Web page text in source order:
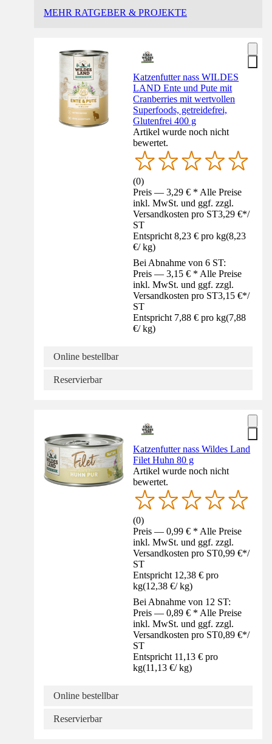
MEHR RATGEBER & PROJEKTE
Katzenfutter nass WILDES
LAND Ente und Pute mit
Cranberries mit wertvollen
Superfoods, getreidefrei,
Glutenfrei 400 g
Artikel wurde noch nicht
bewertet.
(0)
Preis — 3,29 € * Alle Preise
inkl. MwSt. und ggf. zzgl.
Versandkosten pro ST3,29 €*/
ST
Entspricht 8,23 € pro kg(8,23
€/ kg)
Bei Abnahme von 6 ST:
Preis — 3,15 € * Alle Preise
inkl. MwSt. und ggf. zzgl.
Versandkosten pro ST3,15 €*/
ST
Entspricht 7,88 € pro kg(7,88
€/ kg)
Online bestellbar
Reservierbar
Katzenfutter nass Wildes Land
Filet Huhn 80 g
Artikel wurde noch nicht
bewertet.
(0)
Preis — 0,99 € * Alle Preise
inkl. MwSt. und ggf. zzgl.
Versandkosten pro ST0,99 €*/
ST
Entspricht 12,38 € pro
kg(12,38 €/ kg)
Bei Abnahme von 12 ST:
Preis — 0,89 € * Alle Preise
inkl. MwSt. und ggf. zzgl.
Versandkosten pro ST0,89 €*/
ST
Entspricht 11,13 € pro
kg(11,13 €/ kg)
Online bestellbar
Reservierbar